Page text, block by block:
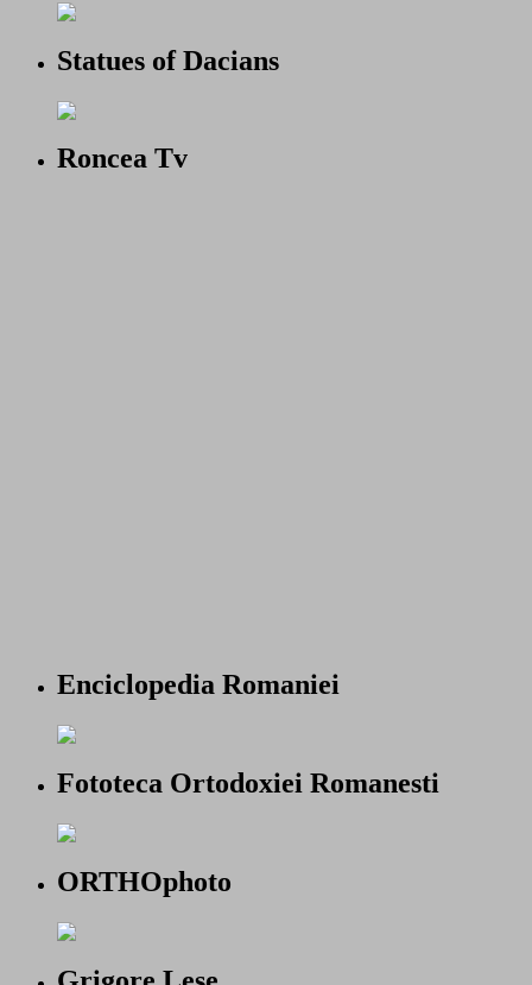
Statues of Dacians
Roncea Tv
Enciclopedia Romaniei
Fototeca Ortodoxiei Romanesti
ORTHOphoto